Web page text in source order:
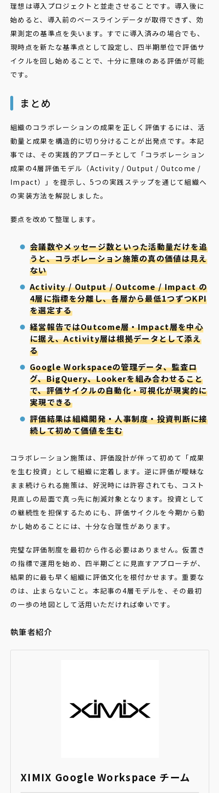
理想は導入プロジェクトと並走させることです。導入後に
始めると、導入前のベースラインデータが取得できず、効
果測定の基準点を失います。すでに導入済みの場合でも、
現時点を新たな基準点として設定し、四半期単位で評価サ
イクルを回し始めることで、十分に意味のある評価が可能
です。
まとめ
組織のコラボレーションの成果を正しく評価するには、活
動量と成果を構造的に切り分けることが出発点です。本記
事では、その実践的アプローチとして「コラボレーション
成果の4層評価モデル（Activity / Output / Outcome /
Impact）」を提示し、5つの実践ステップを通じて組織へ
の実装方法を解説しました。
要点を改めて整理します。
会議数やメッセージ数といった活動量だけを追
うと、コラボレーション施策の真の価値は見え
ない
Activity / Output / Outcome / Impact の
4層に指標を分離し、各層から最低1つずつKPI
を選定する
経営報告ではOutcome層・Impact層を中心
に据え、Activity層は根拠データとして添え
る
Google Workspaceの管理データ、監査ロ
グ、BigQuery、Lookerを組み合わせること
で、評価サイクルの自動化・可視化が現実的に
実現できる
評価結果は組織開発・人事制度・投資判断に接
続して初めて価値を生む
コラボレーション施策は、評価設計が伴って初めて「成果
を生む投資」として組織に定着します。逆に評価が曖昧な
まま続けられる施策は、好況時には許容されても、コスト
見直しの局面で真っ先に削減対象となります。投資として
の継続性を担保するためにも、評価サイクルを今期から動
かし始めることには、十分な合理性があります。
完璧な評価制度を最初から作る必要はありません。仮置き
の指標で運用を始め、四半期ごとに見直すアプローチが、
結果的に最も早く組織に評価文化を根付かせます。重要な
のは、止まらないこと。本記事の4層モデルを、その最初
の一歩の地図として活用いただければ幸いです。
執筆者紹介
XIMIX Google Workspace チーム